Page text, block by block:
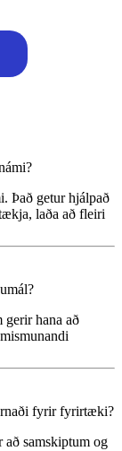
Það getur hjálpað
laða að fleiri
gerir hana að
fyrir fyrirtæki?
að samskiptum og